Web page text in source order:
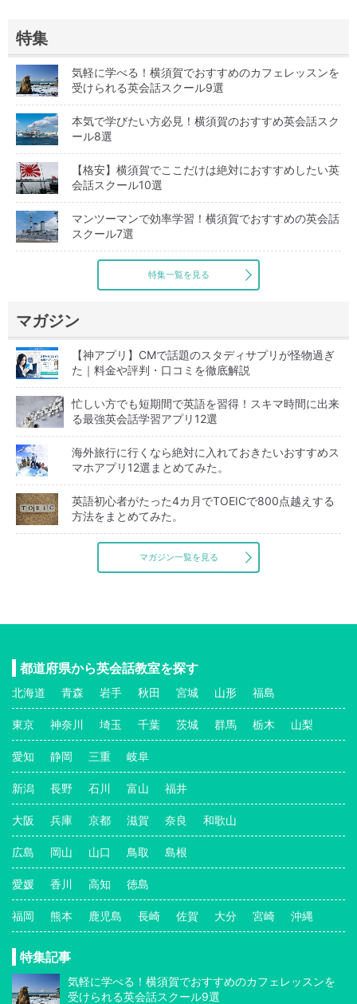
特集
気軽に学べる！横須賀でおすすめのカフェレッスンを
受けられる英会話スクール9選
本気で学びたい方必見！横須賀のおすすめ英会話スク
ール8選
【格安】横須賀でここだけは絶対におすすめしたい英
会話スクール10選
マンツーマンで効率学習！横須賀でおすすめの英会話
スクール7選
特集一覧を見る
マガジン
【神アプリ】CMで話題のスタディサプリが怪物過ぎ
た｜料金や評判・口コミを徹底解説
忙しい方でも短期間で英語を習得！スキマ時間に出来
る最強英会話学習アプリ12選
海外旅行に行くなら絶対に入れておきたいおすすめス
マホアプリ12選まとめてみた。
英語初心者がたった4カ月でTOEICで800点越えする
方法をまとめてみた。
マガジン一覧を見る
都道府県から英会話教室を探す
北海道 青森 岩手 秋田 宮城 山形 福島
東京 神奈川 埼玉 千葉 茨城 群馬 栃木 山梨
愛知 静岡 三重 岐阜
新潟 長野 石川 富山 福井
大阪 兵庫 京都 滋賀 奈良 和歌山
広島 岡山 山口 鳥取 島根
愛媛 香川 高知 徳島
福岡 熊本 鹿児島 長崎 佐賀 大分 宮崎 沖縄
特集記事
気軽に学べる！横須賀でおすすめのカフェレッスンを
受けられる英会話スクール9選